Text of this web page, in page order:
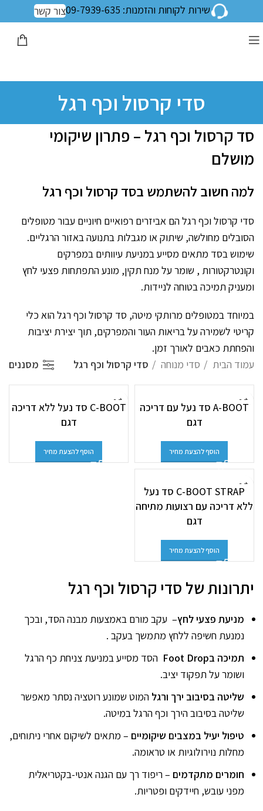
שירות לקוחות והזמנות: 09-7939-635 צור קשר
סדי קרסול וכף רגל
סד קרסול וכף רגל – פתרון שיקומי
מושלם
למה חשוב להשתמש בסד קרסול וכף רגל
סדי קרסול וכף רגל הם אביזרים רפואיים חיוניים עבור מטופלים
הסובלים מחולשה, שיתוק או מגבלות בתנועה באזור הרגליים.
שימוש בסד מתאים מסייע במניעת עיוותים במפרקים
וקונטרקטורות , שומר על מנח תקין, מונע התפתחות פצעי לחץ
ומעניק תמיכה בטוחה לניידות.
במיוחד במטופלים מרותקי מיטה, סד קרסול וכף רגל הוא כלי
קריטי לשמירה על בריאות העור והמפרקים, תוך יצירת יציבות
והפחתת כאבים לאורך זמן.
עמוד הבית
סדי מנוחה סדי קרסול וכף רגל מסננים
A-BOOT סד נעל עם דריכה
דגם
הוסף להצעת מחיר
C-BOOT סד נעל ללא דריכה
דגם
הוסף להצעת מחיר
C-BOOT STRAP סד נעל
ללא דריכה עם רצועות מתיחה
דגם
הוסף להצעת מחיר
יתרונות של סדי קרסול וכף רגל
מניעת פצעי לחץ– עקב מורם באמצעות מבנה הסד, ובכך
נמנעת חשיפה ללחץ מתמשך בעקב .
תמיכה בFoot Drop הסד מסייע במניעת צניחת כף הרגל
ושומר על תפקוד יציב.
שליטה בסיבוב ירך ורגל המוט שמונע רוטציה נסתר מאפשר
שליטה בסיבוב הירך וכף הרגל במיטה.
טיפול יעיל במצבים שיקומיים – מתאים לשיקום אחרי ניתוחים,
מחלות נוירולוגיות או טראומה.
חומרים מתקדמים – ריפוד רך עם הגנה אנטי-בקטריאלית
מפני עובש, חיידקים ופטריות.